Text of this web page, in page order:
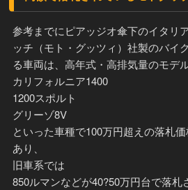
参考までにピアッジオ傘下のイタリ
ッチ（モト・グッツィ）社製のバイ
る車両は、高年式・高排気量のモデ
カリフォルニア1400
1200スポルト
グリーゾ8V
といった車種で100万円超えの落札
あり、
旧車系では
850ルマンなどが40?50万円台で落札